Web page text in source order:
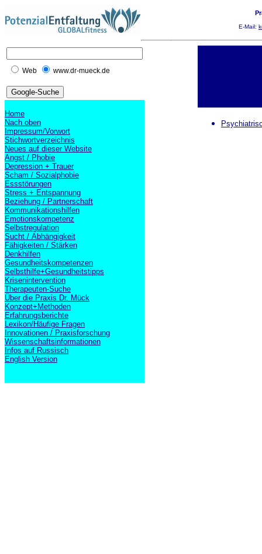
E-Mail:
Web www.dr-mueck.de
Home
Nach oben
Impressum/Vorwort
Stichwortverzeichnis
Neues auf dieser Website
Angst / Phobie
Depression + Trauer
Scham / Sozialphobie
Essstörungen
Stress + Entspannung
Beziehung / Partnerschaft
Kommunikationshilfen
Emotionskompetenz
Selbstregulation
Sucht / Abhängigkeit
Fähigkeiten / Stärken
Denkhilfen
Gesundheitskompetenzen
Selbsthilfe+Gesundheitstipps
Krisenintervention
Therapeuten-Suche
Über die Praxis Dr. Mück
Konzept+Methoden
Erfahrungsberichte
Lexikon/Häufige Fragen
Innovationen / Praxisforschung
Wissenschaftsinformationen
Infos auf Russisch
English Version